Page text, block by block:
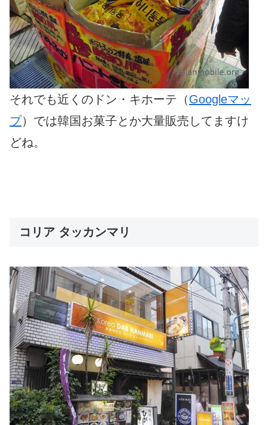
それでも近くのドン・キホーテ（Googleマッ
プ）では韓国お菓子とか大量販売してますけ
どね。
コリア タッカンマリ